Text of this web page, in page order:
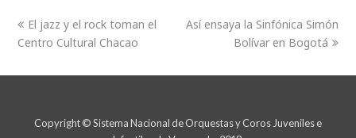
El jazz y el rock toman el
Centro Cultural Chacao
Así ensaya la Sinfónica Simón
Bolívar en Bogotá
Copyright © Sistema Nacional de Orquestas y Coros Juveniles e